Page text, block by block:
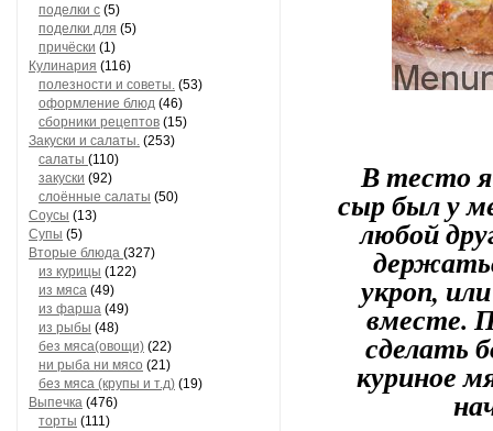
поделки с (5)
поделки для (5)
причёски (1)
Кулинария (116)
полезности и советы. (53)
оформление блюд (46)
сборники рецептов (15)
Закуски и салаты. (253)
салаты (110)
закуски (92)
слоённые салаты (50)
Соусы (13)
Супы (5)
Вторые блюда (327)
из курицы (122)
из мяса (49)
из фарша (49)
из рыбы (48)
без мяса(овощи) (22)
ни рыба ни мясо (21)
без мяса (крупы и т.д) (19)
Выпечка (476)
торты (111)
В тесто я
сыр был у
любой
укроп,
вместе.
сделать
куриное